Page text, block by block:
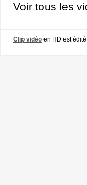
Voir tous les
Clip vidéo en HD est